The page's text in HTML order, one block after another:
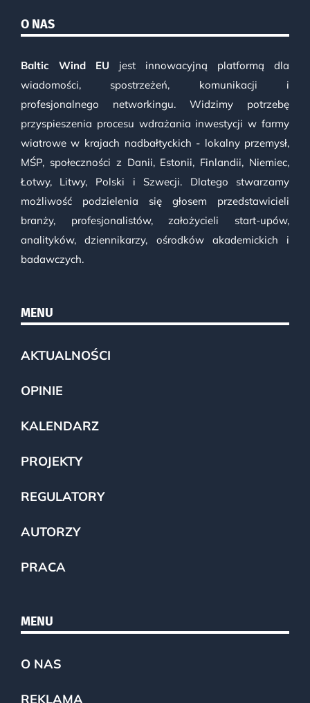
O NAS
Baltic Wind EU jest innowacyjną platformą dla
wiadomości, spostrzeżeń, komunikacji i
profesjonalnego networkingu. Widzimy potrzebę
przyspieszenia procesu wdrażania inwestycji w farmy
wiatrowe w krajach nadbałtyckich - lokalny przemysł,
MŚP, społeczności z Danii, Estonii, Finlandii, Niemiec,
Łotwy, Litwy, Polski i Szwecji. Dlatego stwarzamy
możliwość podzielenia się głosem przedstawicieli
branży, profesjonalistów, założycieli start-upów,
analityków, dziennikarzy, ośrodków akademickich i
badawczych.
MENU
AKTUALNOŚCI
OPINIE
KALENDARZ
PROJEKTY
REGULATORY
AUTORZY
PRACA
MENU
O NAS
REKLAMA